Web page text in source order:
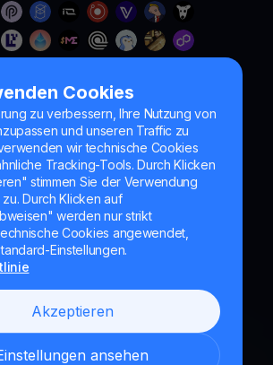
Cookies
zu verbessern, Ihre Nutzung von
und unseren Traffic zu
wir technische Cookies
Tracking-Tools. Durch Klicken
stimmen Sie der Verwendung
Durch Klicken auf
werden nur strikt
Cookies angewendet,
Einstellungen.
Akzeptieren
ansehen
für IT-Entwicklung, Forschung und